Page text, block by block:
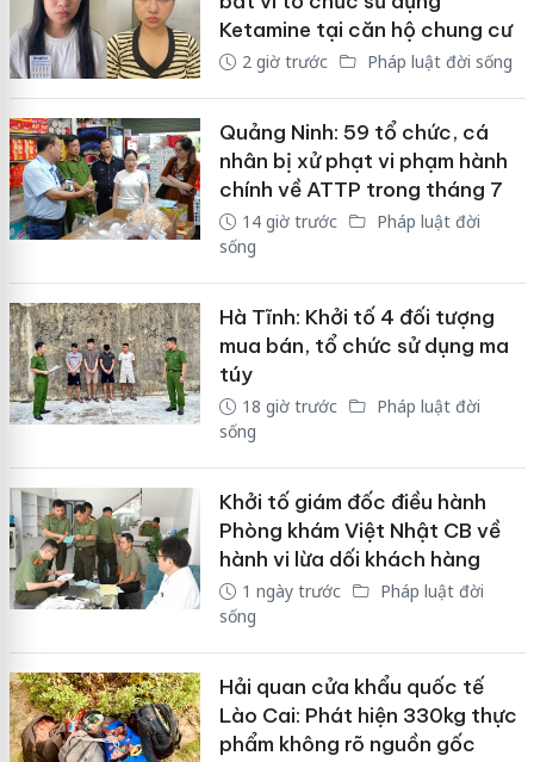
Ketamine tại căn hộ chung cư
2 giờ trước Pháp luật đời sống
Quảng Ninh: 59 tổ chức, cá
nhân bị xử phạt vi phạm hành
chính về ATTP trong tháng 7
14 giờ trước
Pháp luật đời
sống
Hà Tĩnh: Khởi tố 4 đối tượng
mua bán, tổ chức sử dụng ma
túy
18 giờ trước
Pháp luật đời
sống
Khởi tố giám đốc điều hành
Phòng khám Việt Nhật CB về
hành vi lừa dối khách hàng
1 ngày trước
Pháp luật đời
sống
Hải quan cửa khẩu quốc tế
Lào Cai: Phát hiện 330kg thực
phẩm không rõ nguồn gốc